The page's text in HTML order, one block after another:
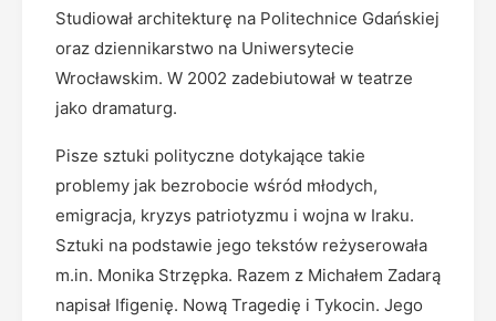
Studiował architekturę na Politechnice Gdańskiej
oraz dziennikarstwo na Uniwersytecie
Wrocławskim. W 2002 zadebiutował w teatrze
jako dramaturg.
Pisze sztuki polityczne dotykające takie
problemy jak bezrobocie wśród młodych,
emigracja, kryzys patriotyzmu i wojna w Iraku.
Sztuki na podstawie jego tekstów reżyserowała
m.in. Monika Strzępka. Razem z Michałem Zadarą
napisał Ifigenię. Nową Tragedię i Tykocin. Jego